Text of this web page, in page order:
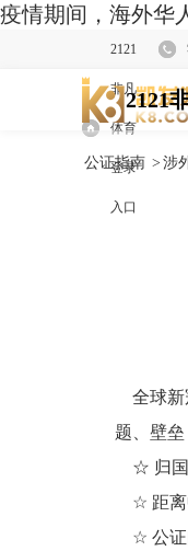
疫情期间，海外华
2121
非凡
体育
登录
入口
2121
公证指南 > 涉
全球新
题、壁垒
☆ 归国
☆ 距
☆ 公